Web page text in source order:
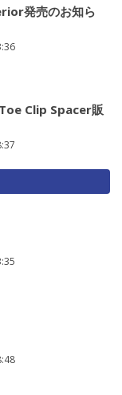
発売のお知ら
Clip Spacer販